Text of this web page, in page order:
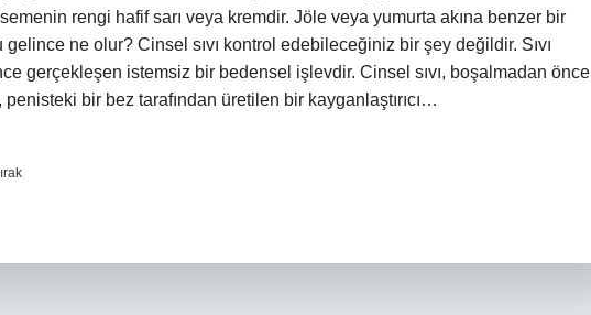
rengi hafif sarı veya kremdir. Jöle veya yumurta akına benzer bir
gelince ne olur? Cinsel sıvı kontrol edebileceğiniz bir şey değildir. Sıvı
gerçekleşen istemsiz bir bedensel işlevdir. Cinsel sıvı, boşalmadan önce
bir bez tarafından üretilen bir kayganlaştırıcı…